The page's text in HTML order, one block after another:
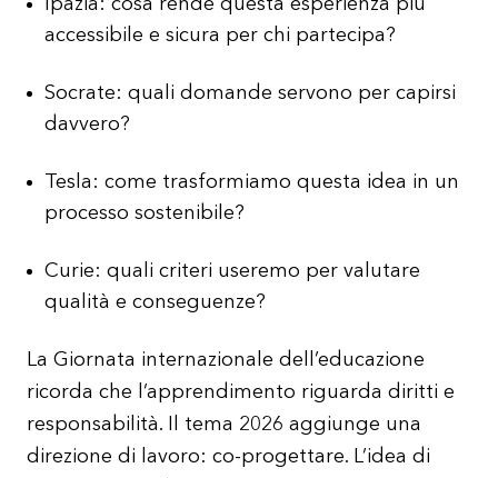
Ipazia: cosa rende questa esperienza più
accessibile e sicura per chi partecipa?
Socrate: quali domande servono per capirsi
davvero?
Tesla: come trasformiamo questa idea in un
processo sostenibile?
Curie: quali criteri useremo per valutare
qualità e conseguenze?
La Giornata internazionale dell’educazione
ricorda che l’apprendimento riguarda diritti e
responsabilità. Il tema 2026 aggiunge una
direzione di lavoro: co-progettare. L’idea di